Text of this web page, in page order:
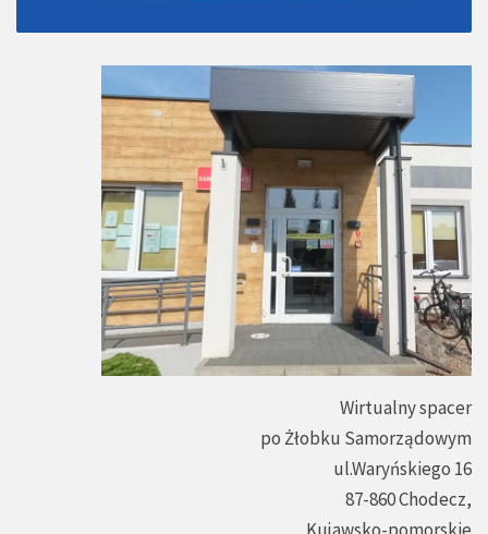
Wirtualny spacer
po Żłobku Samorządowym
ul.Waryńskiego 16
87-860 Chodecz,